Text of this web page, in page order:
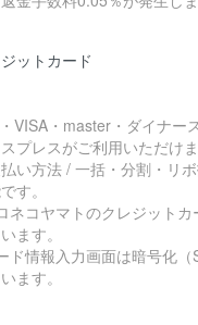
ットカード
VISA・master・ダイナー
プレスがご利用いただけま
い方法 / 一括・分割・リ
す。
ネコヤマトのクレジットカ
ます。
ド情報入力画面は暗号化（
ます。